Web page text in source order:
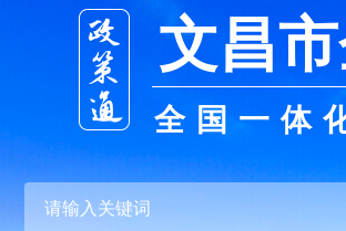
文昌
全国一体